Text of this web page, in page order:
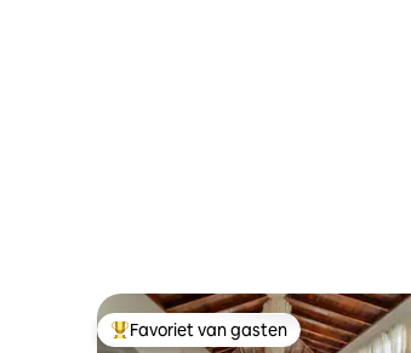
Topfavoriet van gasten
Favoriet van gasten